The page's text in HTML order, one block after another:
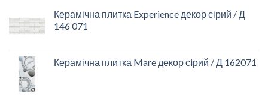
Керамічна плитка Experience декор сірий / Д
146 071
Керамічна плитка Mare декор сiрий / Д 162071